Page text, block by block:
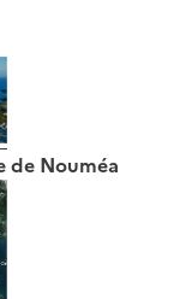
de Nouméa